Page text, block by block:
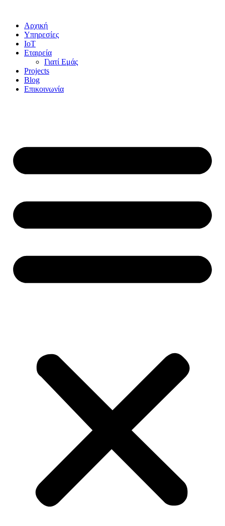
Αρχική
Υπηρεσίες
IoT
Εταιρεία
Γιατί Εμάς
Projects
Blog
Επικοινωνία